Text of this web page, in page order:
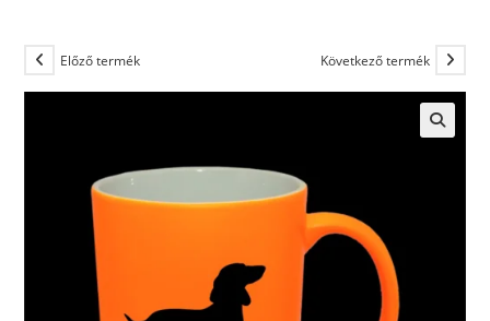
Előző termék Következő termék